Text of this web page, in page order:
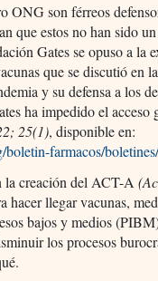
ONG son férreos
que estos no han sido
Gates se opuso a la
que se discutió en
y su defensa a los
ha impedido el acceso
25(1), disponible en:
farmacos/
la creación del ACT-A(
hacer llegar vacunas,
bajos y medios
los procesos